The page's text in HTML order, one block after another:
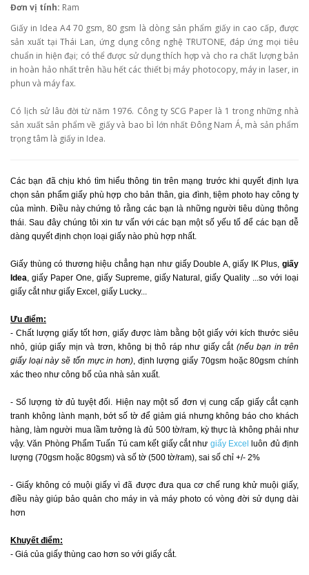
Đơn vị tính: Ram
Giấy in Idea A4 70 gsm, 80 gsm là dòng sản phẩm giấy in cao cấp, được
sản xuất tại Thái Lan, ứng dụng công nghệ TRUTONE, đáp ứng mọi tiêu
chuẩn in hiện đại; có thể được sử dụng thích hợp và cho ra chất lượng bản
in hoàn hảo nhất trên hầu hết các thiết bị máy photocopy, máy in laser, in
phun và máy fax.
Có lịch sử lâu đời từ năm 1976. Công ty SCG Paper là 1 trong những nhà
sản xuất sản phẩm về giấy và bao bì lớn nhất Đông Nam Á, mà sản phẩm
trọng tâm là giấy in Idea.
Các bạn đã chịu khó tìm hiểu thông tin trên mạng trước khi quyết định lựa
chọn sản phẩm giấy phù hợp cho bản thân, gia đình, tiệm photo hay công ty
của mình. Điều này chứng tỏ rằng các bạn là những người tiêu dùng thông
thái. Sau đây chúng tôi xin tư vấn với các bạn một số yếu tố để các bạn dễ
dàng quyết định chọn loại giấy nào phù hợp nhất.
Giấy thùng có thương hiệu chẳng hạn như giấy Double A, giấy IK Plus, giấy
Idea, giấy Paper One, giấy Supreme, giấy Natural, giấy Quality ...so với loại
giấy cắt như giấy Excel, giấy Lucky...
Ưu điểm:
- Chất lượng giấy tốt hơn, giấy được làm bằng bột giấy với kích thước siêu
nhỏ, giúp giấy mịn và trơn, không bị thô ráp như giấy cắt (nếu bạn in trên
giấy loại này sẽ tốn mực in hơn), định lượng giấy 70gsm hoặc 80gsm chính
xác theo như công bố của nhà sản xuất.
- Số lượng tờ đủ tuyệt đối. Hiện nay một số đơn vị cung cấp giấy cắt cạnh
tranh không lành mạnh, bớt số tờ để giảm giá nhưng không báo cho khách
hàng, làm người mua lầm tưởng là đủ 500 tờ/ram, kỳ thực là không phải như
vậy. Văn Phòng Phẩm Tuấn Tú cam kết giấy cắt như giấy Excel
luôn đủ định
lượng (70gsm hoặc 80gsm) và số tờ (500 tờ/ram), sai số chỉ +/- 2%
- Giấy không có muội giấy vì đã được đưa qua cơ chế rung khử muội giấy,
điều này giúp bảo quản cho máy in và máy photo có vòng đời sử dụng dài
hơn
Khuyết điểm:
- Giá của giấy thùng cao hơn so với giấy cắt.